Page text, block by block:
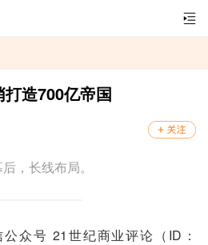
造700亿帝国
，长线布局。
众号 21世纪商业评论（ID：